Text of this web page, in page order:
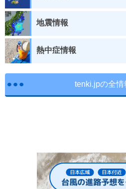
地震情報
熱中症情報
tenki.jpの全情